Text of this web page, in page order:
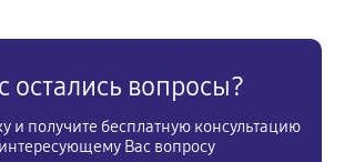
остались вопросы?
и получите бесплатную консультацию
Вас вопросу